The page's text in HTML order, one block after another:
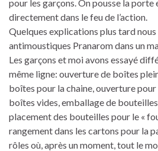
pour les garçons. On pousse la porte
directement dans le feu de l’action.
Quelques explications plus tard
antimoustiques Pranarom dans un
Les garçons et moi avons essayé
même ligne: ouverture de boîtes
boîtes pour la chaine, ouverture
boîtes vides, emballage de bouteilles
placement des bouteilles pour le «
rangement dans les cartons pour la
rôles où, après un moment, tout le